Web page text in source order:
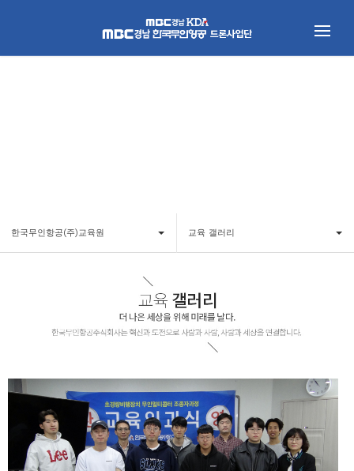
한국무인항공(주)교육원 교육 갤러리